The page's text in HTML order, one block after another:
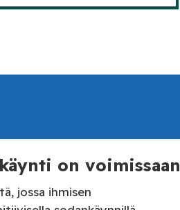
on voimissaan
jossa ihmisen